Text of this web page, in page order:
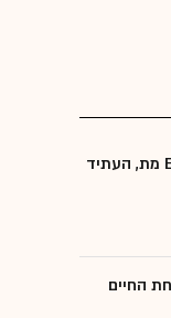
מנכ״ל Rimini: “ה-ERP מת, העתיד
החיים